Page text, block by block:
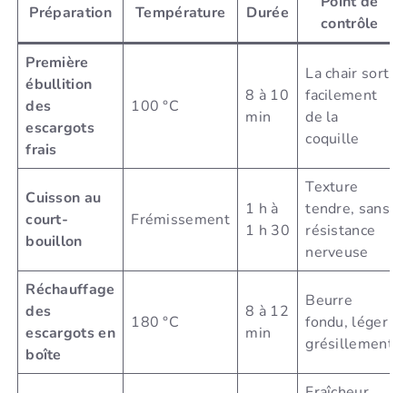
Préparation Température Durée
contrôle
Première
ébullition
des
escargots
frais
100 °C
8 à 10
min
La chair sort
facilement
de la
coquille
Cuisson au
court-
bouillon
Frémissement
1 h à
1 h 30
Texture
tendre, sans
résistance
nerveuse
Réchauffage
des
escargots en
boîte
180 °C
8 à 12
min
Beurre
fondu, léger
grésillement